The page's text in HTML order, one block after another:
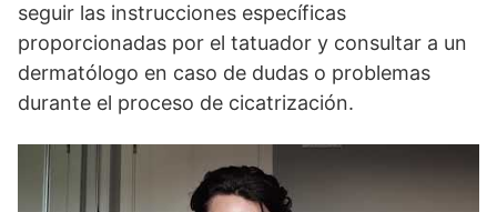
seguir las instrucciones específicas
proporcionadas por el tatuador y consultar a un
dermatólogo en caso de dudas o problemas
durante el proceso de cicatrización.